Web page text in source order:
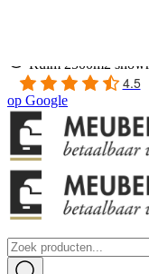
Ruim 2500m2
4.5
op Google